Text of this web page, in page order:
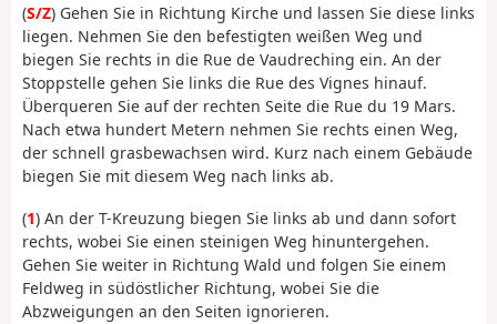
(S/Z) Gehen Sie in Richtung Kirche und lassen Sie diese links
liegen. Nehmen Sie den befestigten weißen Weg und
biegen Sie rechts in die Rue de Vaudreching ein. An der
Stoppstelle gehen Sie links die Rue des Vignes hinauf.
Überqueren Sie auf der rechten Seite die Rue du 19 Mars.
Nach etwa hundert Metern nehmen Sie rechts einen Weg,
der schnell grasbewachsen wird. Kurz nach einem Gebäude
biegen Sie mit diesem Weg nach links ab.
(1) An der T-Kreuzung biegen Sie links ab und dann sofort
rechts, wobei Sie einen steinigen Weg hinuntergehen.
Gehen Sie weiter in Richtung Wald und folgen Sie einem
Feldweg in südöstlicher Richtung, wobei Sie die
Abzweigungen an den Seiten ignorieren.